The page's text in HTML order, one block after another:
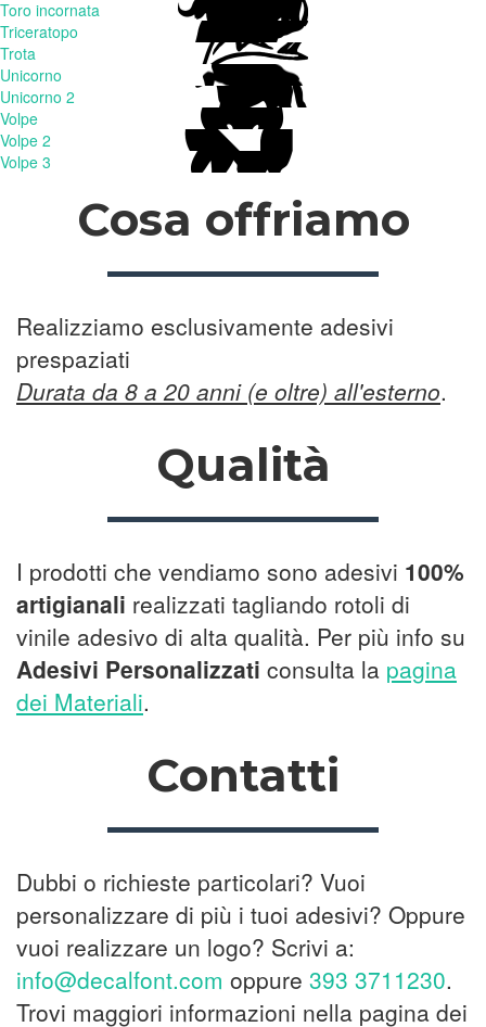
Toro incornata
Triceratopo
Trota
Unicorno
Unicorno 2
Volpe
Volpe 2
Volpe 3
Cosa offriamo
Realizziamo esclusivamente adesivi
prespaziati
Durata da 8 a 20 anni (e oltre) all'esterno.
Qualità
I prodotti che vendiamo sono adesivi 100%
artigianali realizzati tagliando rotoli di
vinile adesivo di alta qualità. Per più info su
Adesivi Personalizzati consulta la pagina
dei Materiali.
Contatti
Dubbi o richieste particolari? Vuoi
personalizzare di più i tuoi adesivi? Oppure
vuoi realizzare un logo? Scrivi a:
info@decalfont.com oppure 393 3711230.
Trovi maggiori informazioni nella pagina dei